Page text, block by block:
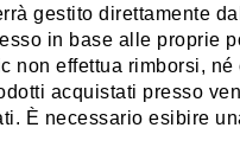
gestito direttamente dal
in base alle proprie
non effettua rimborsi, né
acquistati presso
È necessario esibire